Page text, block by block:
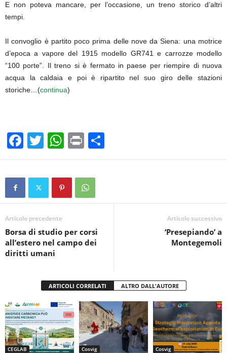
E non poteva mancare, per l’occasione, un treno storico d’altri
tempi.
Il convoglio è partito poco prima delle nove da Siena: una motrice
d’epoca a vapore del 1915 modello GR741 e carrozze modello
“100 porte”. Il treno si è fermato in paese per riempire di nuova
acqua la caldaia e poi è ripartito nel suo giro delle stazioni
storiche…(continua)
F
a
c
b
o
o
k
T
wi
tt
W
h
at
s
A
p
Pr
in
t
o
vi
Articolo precedente
Borsa di studio per corsi
all’estero nel campo dei
diritti umani
Articolo successivo
‘Presepiando’ a
Montegemoli
ARTICOLI CORRELATI ALTRO DALL'AUTORE
CEGLAB Cosvig Cosvig